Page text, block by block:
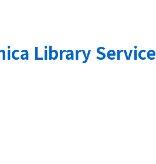
Library Service